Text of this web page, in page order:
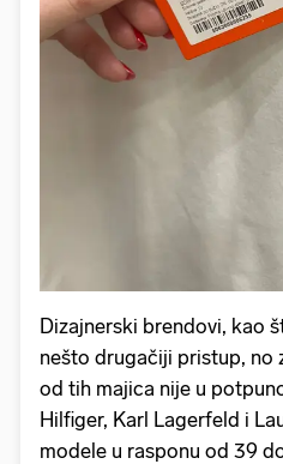
Dizajnerski brendovi, kao
nešto drugačiji pristup, no
od tih majica nije u
Hilfiger, Karl Lagerfeld i
modele u rasponu od 39